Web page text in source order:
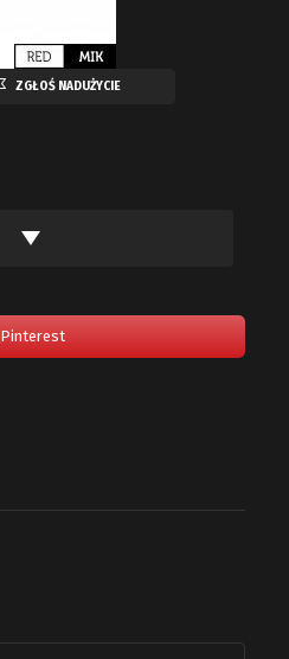
ZGŁOŚ NADUŻYCIE
Pinterest